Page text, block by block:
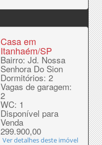
Casa em
Itanhaém/SP
Bairro: Jd. Nossa
Senhora Do Sion
Dormitórios: 2
Vagas de garagem:
2
WC: 1
Disponível para
Venda
299.900,00
Ver detalhes deste imóvel